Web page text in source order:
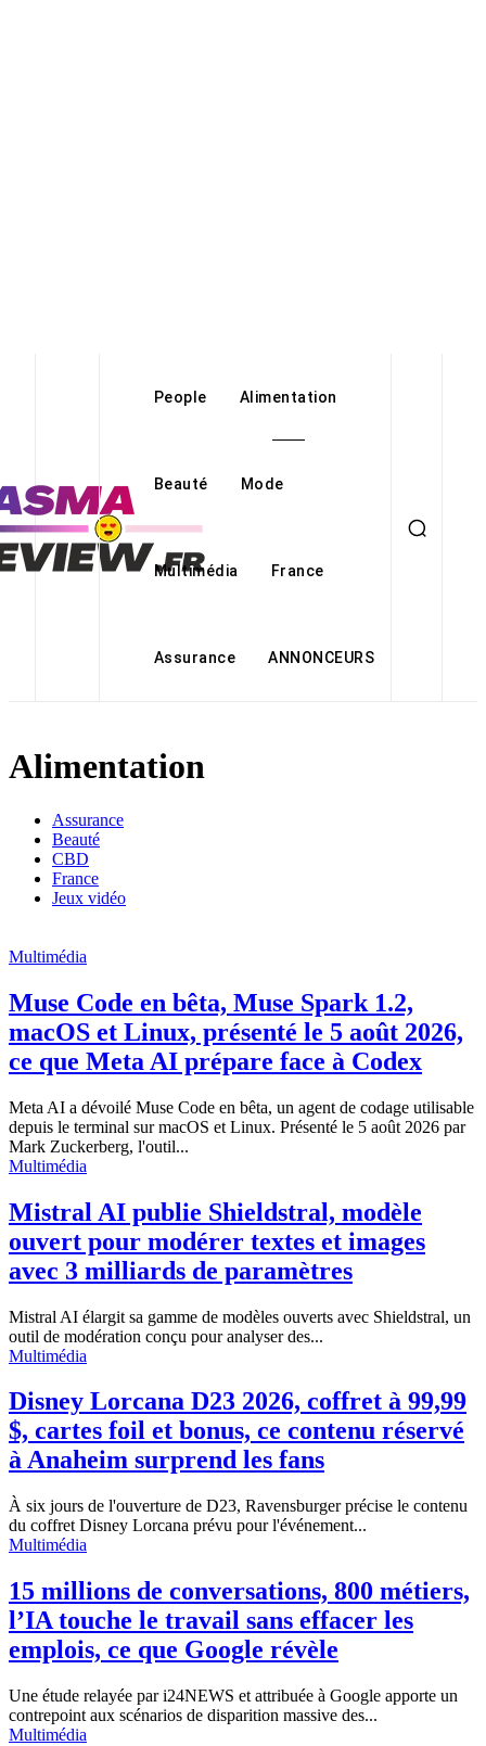
People Alimentation
Beauté Mode
Multimédia France
Assurance ANNONCEURS
Alimentation
Assurance
Beauté
CBD
France
Jeux vidéo
Multimédia
Muse Code en bêta, Muse Spark 1.2,
macOS et Linux, présenté le 5 août 2026,
ce que Meta AI prépare face à Codex
Meta AI a dévoilé Muse Code en bêta, un agent de codage utilisable
depuis le terminal sur macOS et Linux. Présenté le 5 août 2026 par
Mark Zuckerberg, l'outil...
Multimédia
Mistral AI publie Shieldstral, modèle
ouvert pour modérer textes et images
avec 3 milliards de paramètres
Mistral AI élargit sa gamme de modèles ouverts avec Shieldstral, un
outil de modération conçu pour analyser des...
Multimédia
Disney Lorcana D23 2026, coffret à 99,99
$, cartes foil et bonus, ce contenu réservé
à Anaheim surprend les fans
À six jours de l'ouverture de D23, Ravensburger précise le contenu
du coffret Disney Lorcana prévu pour l'événement...
Multimédia
15 millions de conversations, 800 métiers,
l’IA touche le travail sans effacer les
emplois, ce que Google révèle
Une étude relayée par i24NEWS et attribuée à Google apporte un
contrepoint aux scénarios de disparition massive des...
Multimédia